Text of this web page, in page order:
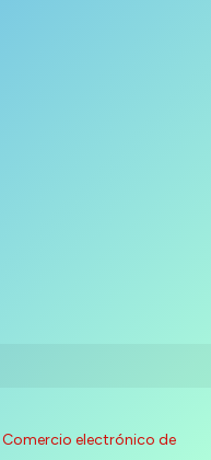
Comercio electrónico de